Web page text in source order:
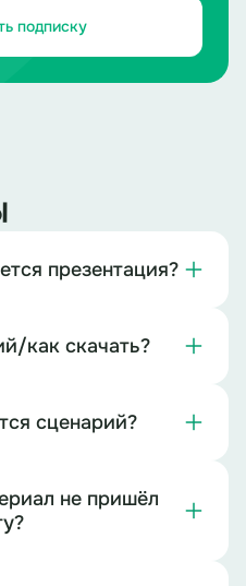
подписку
презентация?
как скачать?
сценарий?
не пришёл